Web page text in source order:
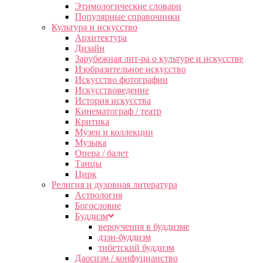
Этимологические словари
Популярные справочники
Культура и искусство
Архитектура
Дизайн
Зарубежная лит-ра о культуре и искусстве
Изобразительное искусство
Искусство фотографии
Искусствоведение
История искусства
Кинематограф / театр
Критика
Музеи и коллекции
Музыка
Опера / балет
Танцы
Цирк
Религия и духовная литература
Астрология
Богословие
Буддизм
вероучения в буддизме
дзэн-буддизм
тибетский буддизм
Даосизм / конфуцианство